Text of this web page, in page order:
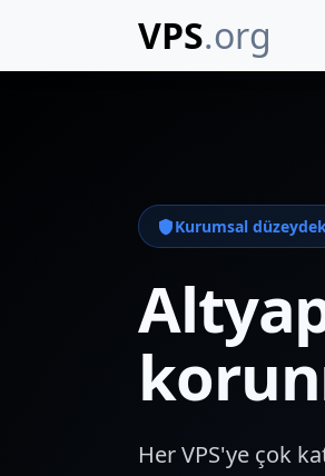
VPS.org
Kurumsal
Her VPS'ye çok